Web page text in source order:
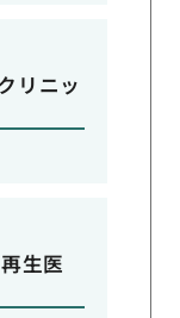
リニッ
生医